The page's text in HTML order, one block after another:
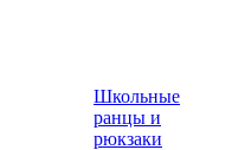
Школьные
ранцы и
рюкзаки